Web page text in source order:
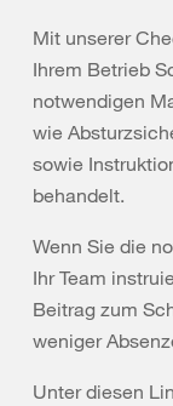
Mit unserer
Ihrem Betrieb
notwendigen
wie
sowie
behandelt.
Wenn Sie die
Ihr Team
Beitrag zum
weniger
Unter diesen